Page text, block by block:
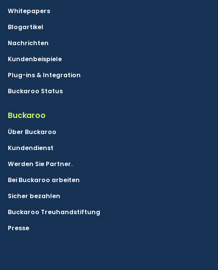
Whitepapers
Blogartikel
Nachrichten
Kundenbeispiele
Plug-ins & Integration
Buckaroo Status
Buckaroo
Über Buckaroo
Kundendienst
Werden Sie Partner.
Bei Buckaroo arbeiten
Sicher bezahlen
Buckaroo Treuhandstiftung
Presse